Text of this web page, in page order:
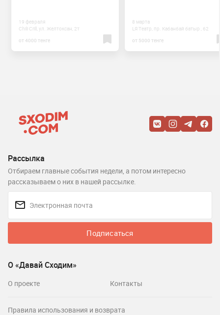
19 февраля
Chili Crill, ул. Желтоксан, 2т
от 4000 тенге
8 марта
LЯ Театр, пр. ​​Кабанбай батыр , 62
от 5000 тенге
Рассылка
Отбираем главные события недели, а потом интересно
рассказываем о них в нашей рассылке.
Подписаться
О «Давай Сходим»
О проекте Контакты
Правила использования и возврата